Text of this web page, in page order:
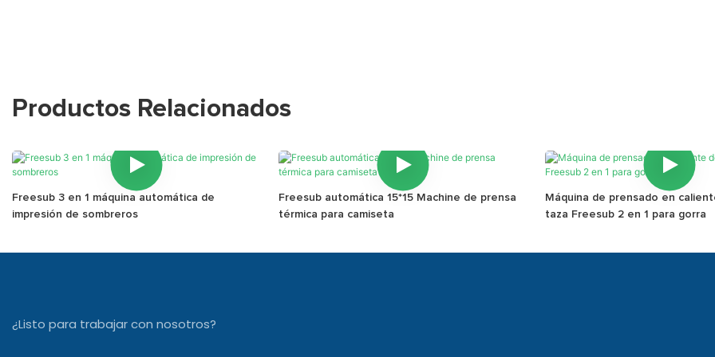
Productos Relacionados
Freesub 3 en 1 máquina automática de
impresión de sombreros
Freesub automática 15*15 Machine de prensa
térmica para camiseta
Máquina de prensado en
taza Freesub 2 en 1 para gorra
¿Listo para trabajar con nosotros?